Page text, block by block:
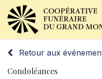
Retour aux
Condoléances